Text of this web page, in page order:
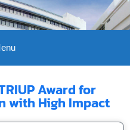
Award for
with High Impact